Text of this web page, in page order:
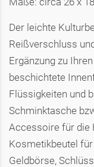
Der leichte
Reißverschluss
Ergänzung zu
beschichtete
Flüssigkeiten und
Schminktasche
Accessoire für die
Kosmetikbeutel
Geldbörse,